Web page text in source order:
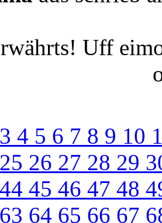
Uff
3 4 5 6 7 8 9 10
25 26 27 28 29
44 45 46 47 48
63 64 65 66 67